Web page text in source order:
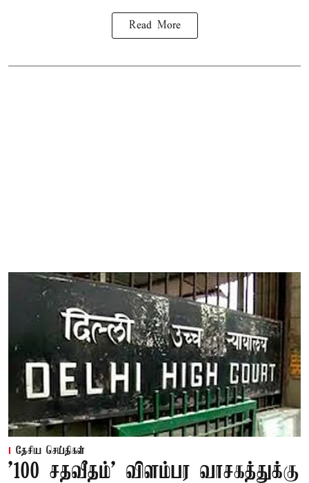
Read More
தேசிய செய்திகள்
'100 சதவீதம்' விளம்பர வாசகத்துக்கு